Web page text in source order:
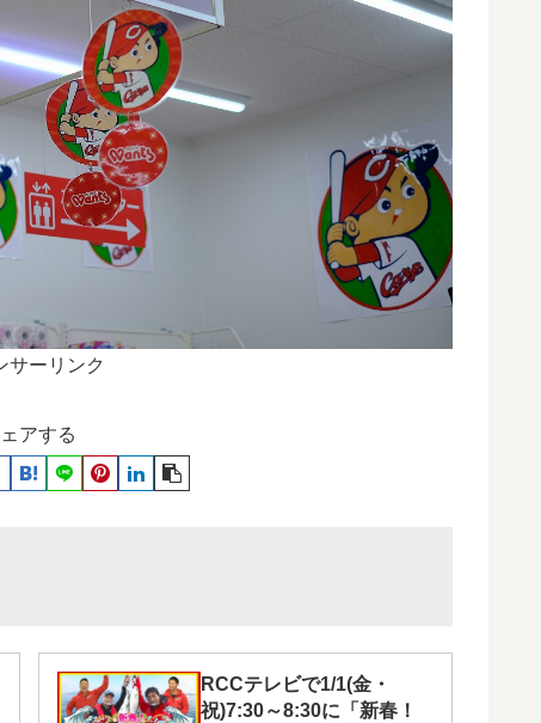
サーリンク
アする
RCCテレビで1/1(金・
祝)7:30～8:30に「新春！